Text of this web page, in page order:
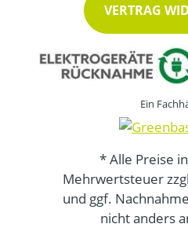
VERTRAG
Ein
* Alle Preise
Mehrwertsteuer
und ggf.
nicht anders